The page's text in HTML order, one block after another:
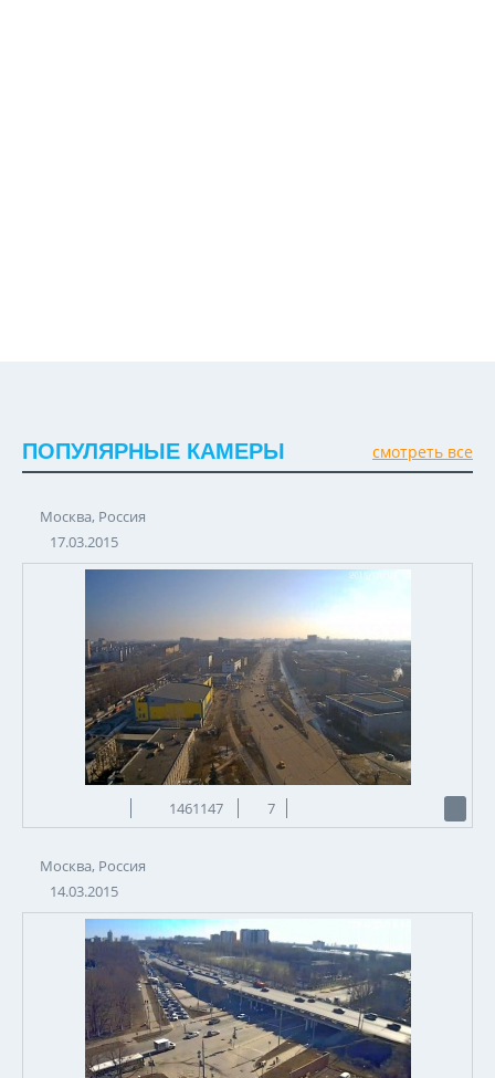
ПОПУЛЯРНЫЕ КАМЕРЫ смотреть все
Москва, Россия
17.03.2015
1461147 7
Москва, Россия
14.03.2015